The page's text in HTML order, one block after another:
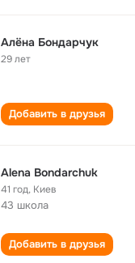
Алёна Бондарчук
29 лет
Добавить в друзья
Alena Bondarchuk
41 год, Киев
43 школа
Добавить в друзья